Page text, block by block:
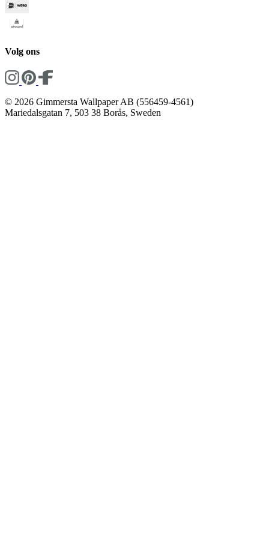
Volg ons
© 2026 Gimmersta Wallpaper AB (556459-4561)
Mariedalsgatan 7, 503 38 Borås, Sweden